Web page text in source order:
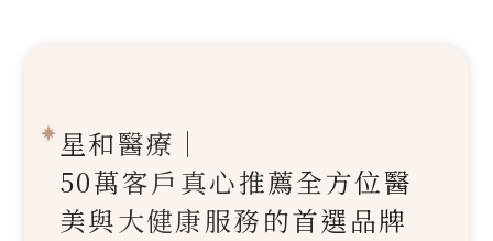
星和醫療｜
50萬客戶真心推薦全方位醫
美與大健康服務的首選品牌